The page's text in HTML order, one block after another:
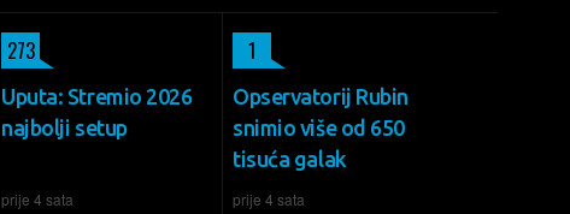
Uputa: Stremio 2026
najbolji setup
prije 4 sata
273
Opservatorij Rubin
snimio više od 650
tisuća galak
prije 4 sata
1